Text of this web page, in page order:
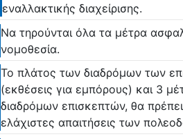
εναλλακτικής διαχείρισης.
Να τηρούνται όλα τα μέτρα
νομοθεσία.
Το πλάτος των διαδρόμων των
(εκθέσεις για εμπόρους) και 3
διαδρόμων επισκεπτών, θα
ελάχιστες απαιτήσεις των